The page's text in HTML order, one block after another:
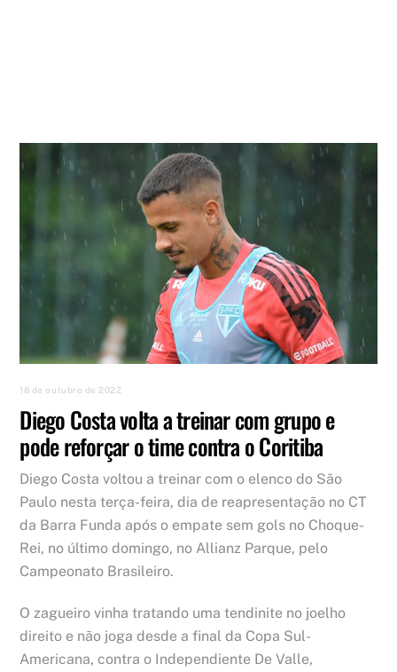
18 de outubro de 2022
Diego Costa volta a treinar com grupo e
pode reforçar o time contra o Coritiba
Diego Costa voltou a treinar com o elenco do São
Paulo nesta terça-feira, dia de reapresentação no CT
da Barra Funda após o empate sem gols no Choque-
Rei, no último domingo, no Allianz Parque, pelo
Campeonato Brasileiro.
O zagueiro vinha tratando uma tendinite no joelho
direito e não joga desde a final da Copa Sul-
Americana, contra o Independiente De Valle,